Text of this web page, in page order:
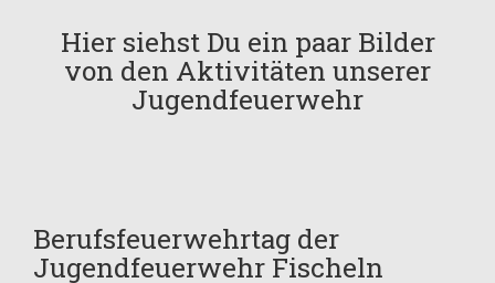
Hier siehst Du ein paar Bilder
von den Aktivitäten unserer
Jugendfeuerwehr
Berufsfeuerwehrtag der
Jugendfeuerwehr Fischeln